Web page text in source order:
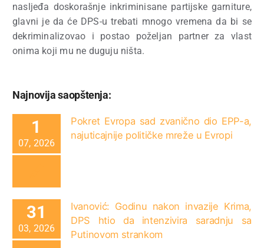
nasljeđa doskorašnje inkriminisane partijske garniture,
glavni je da će DPS-u trebati mnogo vremena da bi se
dekriminalizovao i postao poželjan partner za vlast
onima koji mu ne duguju ništa.
Najnovija saopštenja:
1
07, 2026
Pokret Evropa sad zvanično dio EPP-a,
najuticajnije političke mreže u Evropi
31
03, 2026
Ivanović: Godinu nakon invazije Krima,
DPS htio da intenzivira saradnju sa
Putinovom strankom